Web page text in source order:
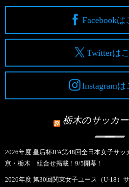
Facebookは
Twitterは
Instagramは
栃木のサッカ
2026年度 皇后杯JFA第48回全日本女子サ
京・栃木 組合せ掲載！9/5開幕！
2026年度 第30回関東女子ユース（U-18）